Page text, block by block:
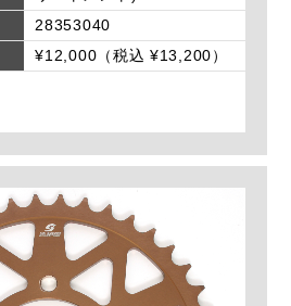
28353040
¥12,000（税込 ¥13,200）